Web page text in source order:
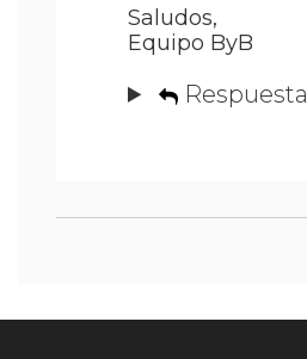
Saludos,
Equipo ByB
Respuesta